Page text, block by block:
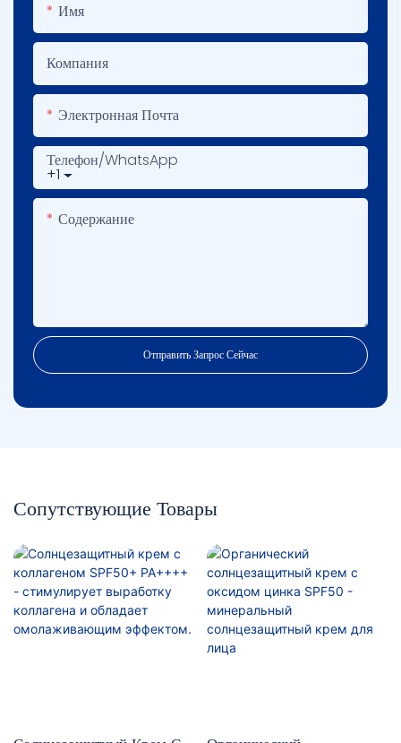
Имя
Компания
Электронная Почта
+1
Телефон/WhatsApp
Содержание
Отправить Запрос Сейчас
Сопутствующие Товары